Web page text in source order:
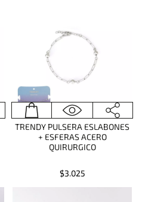
TRENDY PULSERA ESLABONES
+ ESFERAS ACERO
QUIRURGICO
$3.025